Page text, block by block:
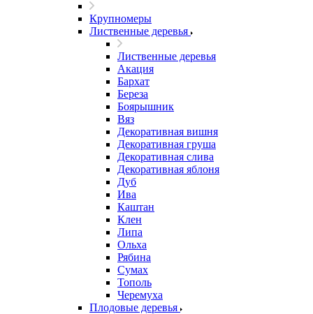
Крупномеры
Лиственные деревья
Лиственные деревья
Акация
Бархат
Береза
Боярышник
Вяз
Декоративная вишня
Декоративная груша
Декоративная слива
Декоративная яблоня
Дуб
Ива
Каштан
Клен
Липа
Ольха
Рябина
Сумах
Тополь
Черемуха
Плодовые деревья